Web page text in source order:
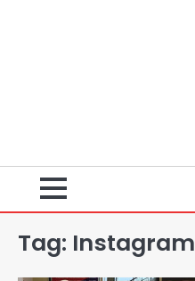
Tag: Instagram